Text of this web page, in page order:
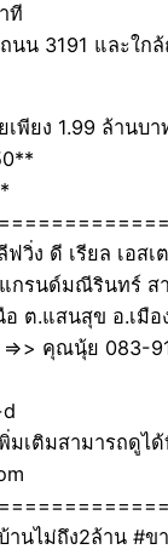
ที
นน 3191 และใก
เพียง 1.99 ล้านบ
วิ่ง ดี เรียล เอสเ
กรนด์มณีรินทร์ ส
อ ต.แสนสุข อ.เมื
คุณนุ้ย 083-
มเติมสามารถดูไ
นไม่ถึง2ล้าน #ข